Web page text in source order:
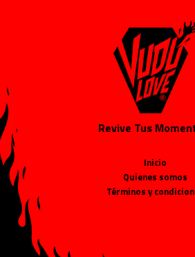
Revive Tus
Inicio
Quienes somos
Términos y